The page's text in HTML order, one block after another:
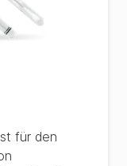
für den